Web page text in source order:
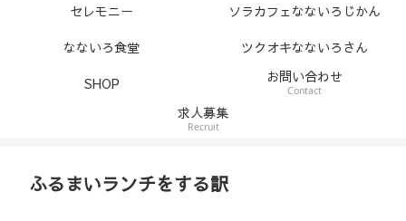
セレモニー
ソラカフェなないろじかん
なないろ食堂
ツクオキなないろさん
SHOP
お問い合わせ
Contact
求人募集
Recruit
ふるまいランチをする訳